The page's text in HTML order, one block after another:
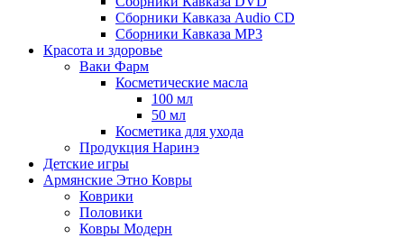
Сборники Кавказа Audio CD
Сборники Кавказа MP3
Красота и здоровье
Ваки Фарм
Косметические масла
100 мл
50 мл
Косметика для ухода
Продукция Наринэ
Детские игры
Армянские Этно Ковры
Коврики
Половики
Ковры Модерн